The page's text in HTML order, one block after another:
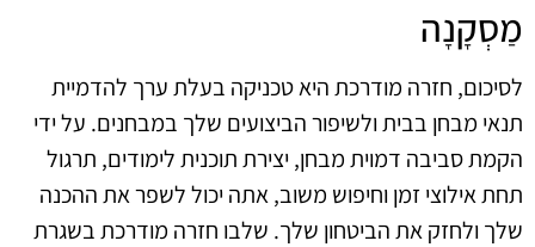
מַסְקָנָה
לסיכום, חזרה מודרכת היא טכניקה בעלת ערך להדמיית
תנאי מבחן בבית ולשיפור הביצועים שלך במבחנים. על ידי
הקמת סביבה דמוית מבחן, יצירת תוכנית לימודים, תרגול
תחת אילוצי זמן וחיפוש משוב, אתה יכול לשפר את ההכנה
שלך ולחזק את הביטחון שלך. שלבו חזרה מודרכת בשגרת